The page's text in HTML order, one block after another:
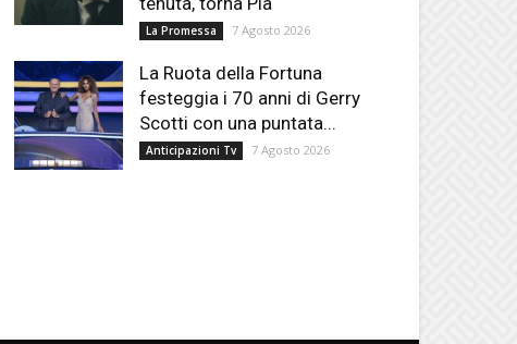
La Promessa 7 Agosto 2026
La Ruota della Fortuna
festeggia i 70 anni di Gerry
Scotti con una puntata...
Anticipazioni Tv 7 Agosto 2026